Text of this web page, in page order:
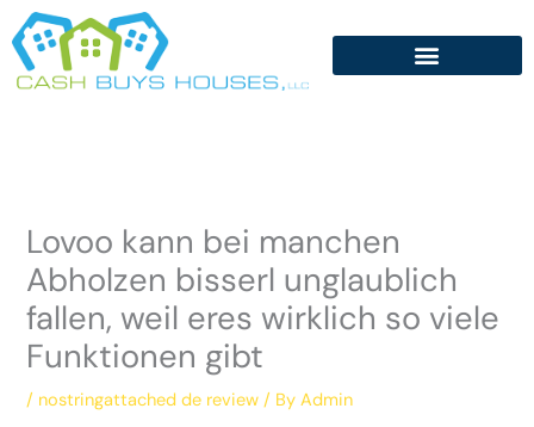
Skip
to
content
Lovoo kann bei manchen
Abholzen bisserl unglaublich
fallen, weil eres wirklich so viele
Funktionen gibt
/ nostringattached de review / ByAdmin